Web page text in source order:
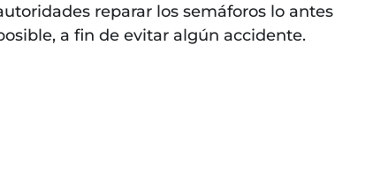
reparar los semáforos lo antes
a fin de evitar algún accidente.